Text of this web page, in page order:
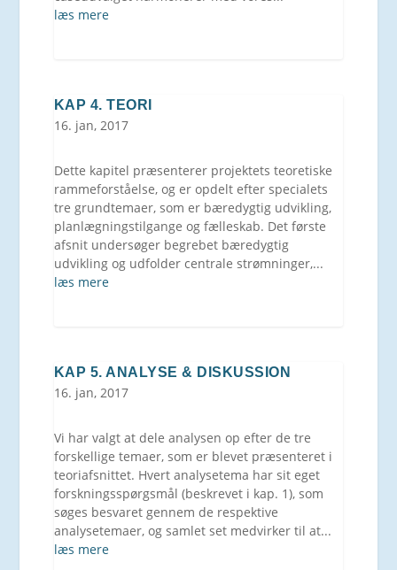
læs mere
KAP 4. TEORI
16. jan, 2017
Dette kapitel præsenterer projektets teoretiske
rammeforståelse, og er opdelt efter specialets
tre grundtemaer, som er bæredygtig udvikling,
planlægningstilgange og fælleskab. Det første
afsnit undersøger begrebet bæredygtig
udvikling og udfolder centrale strømninger,...
læs mere
KAP 5. ANALYSE & DISKUSSION
16. jan, 2017
Vi har valgt at dele analysen op efter de tre
forskellige temaer, som er blevet præsenteret i
teoriafsnittet. Hvert analysetema har sit eget
forskningsspørgsmål (beskrevet i kap. 1), som
søges besvaret gennem de respektive
analysetemaer, og samlet set medvirker til at...
læs mere